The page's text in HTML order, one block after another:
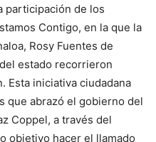
participación de los
Contigo, en la que la
Rosy Fuentes de
estado recorrieron
Esta iniciativa ciudadana
que abrazó el gobierno del
Coppel, a través del
objetivo hacer el llamado